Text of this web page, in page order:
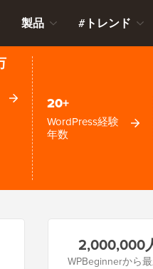
製品 #トレンド
20+
WordPress経験
年数
2,000,000
WPBeginnerから